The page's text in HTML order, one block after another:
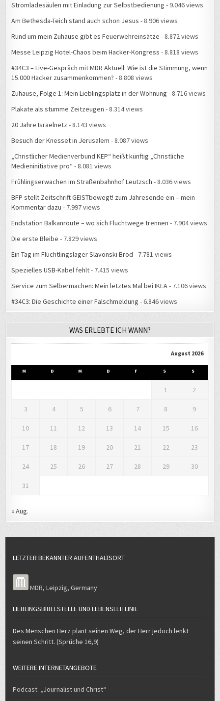
Stromladesäulen mit Einladung zur Selbstbedienung - 9.046 views
Am Bethesda-Teich stand auch schon Jesus - 8.906 views
Rund um mein Zuhause gibt es Feuerwehreinsätze - 8.872 views
Messe Leipzig Hotel-Chaos beim Hacker-Kongress - 8.818 views
#34C3 – Live-Gespräch mit MDR Aktuell: Wie ist die Stimmung, wenn
15.000 Hacker zusammenkommen? - 8.808 views
Zuhause, Folge 1: Mein Lieblingsplatz in der Wohnung - 8.716 views
Plakate als stumme Zeitzeugen - 8.314 views
20 Jahre Israelnetz - 8.143 views
Besuch der Knesset in Jerusalem - 8.087 views
„Christlicher Medienverbund KEP“ heißt künftig „Christliche
Medieninitiative pro“ - 8.081 views
Frühlingserwachen im Straßenbahnhof Leutzsch - 8.036 views
BFP stellt Zeitschrift GEISTbewegt! zum Jahresende ein – mein
Kommentar dazu - 7.997 views
Endstation Balkanroute – wo sich Fluchtwege trennen - 7.904 views
Die erste Bleibe - 7.829 views
Ein Tag im Flüchtlingslager Slavonski Brod - 7.781 views
Spezielles USB-Kabel fehlt- 7.415 views
Service zum Selbermachen: Mein letztes Mal bei IKEA- 7.106 views
#34C3: Die Geschichte einer Falschmeldung - 6.846 views
WAS ERLEBTE ICH WANN?
August 2026
M D M D F S S
1 2
3 4 5 6 7 8 9
10 11 12 13 14 15 16
17 18 19 20 21 22 23
24 25 26 27 28 29 30
31
« Aug.
LETZTER BEKANNTER AUFENTHALTSORT
MDR,Leipzig,Germany
LIEBLINGSBIBELSTELLE UND LEBENSLEITLINIE
Des Menschen Herz plant seinen Weg, der Herr jedoch lenkt
seinen Schritt. (Sprüche 16,9)
WEITERE INTERNETANGEBOTE
Podcast „Journalist und Christ“